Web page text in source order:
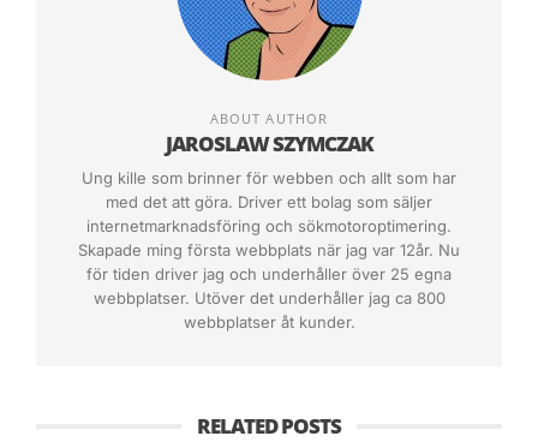
Instagram kommer man även att kunna
annonsera, vilket dock kan kosta en hel del på
kommer uppstår. Något som man däremot kan
göra är att, förutsatt att man har ett stort nät
och stora möjligheter till att få likes, försöka
komma upp på startsidan som en utav de
nyligen upplagda bilderna med flest likes. Detta
ger otroligt mycket med PR eftersom i princip
varenda person som använder Instagram
bild) och kolla på det som du tidigare har
ABOUT AUTHOR
JAROSLAW SZYMCZAK
Ung kille som brinner för webben och allt som har
med det att göra. Driver ett bolag som säljer
internetmarknadsföring och sökmotoroptimering.
Skapade ming första webbplats när jag var 12år. Nu
för tiden driver jag och underhåller över 25 egna
webbplatser. Utöver det underhåller jag ca 800
webbplatser åt kunder.
RELATED POSTS